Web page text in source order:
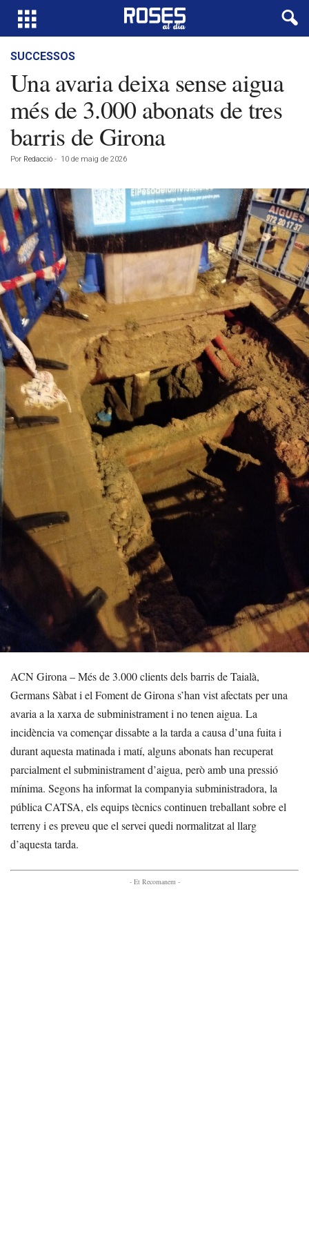
SUCCESSOS
Una avaria deixa sense aigua
més de 3.000 abonats de tres
barris de Girona
Por Redacció - 10 de maig de 2026
ACN Girona – Més de 3.000 clients dels barris de Taialà,
Germans Sàbat i el Foment de Girona s’han vist afectats per una
avaria a la xarxa de subministrament i no tenen aigua. La
incidència va començar dissabte a la tarda a causa d’una fuita i
durant aquesta matinada i matí, alguns abonats han recuperat
parcialment el subministrament d’aigua, però amb una pressió
mínima. Segons ha informat la companyia subministradora, la
pública CATSA, els equips tècnics continuen treballant sobre el
terreny i es preveu que el servei quedi normalitzat al llarg
d’aquesta tarda.
- Et Recomanem -